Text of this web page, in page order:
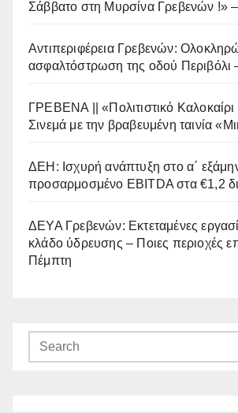
Σάββατο στη Μυρσίνα Γρεβενών !»
Αντιπεριφέρεια Γρεβενών:
ασφαλτόστρωση της οδού Περιβόλι
ΓΡΕΒΕΝΑ || «Πολιτιστικό
Σινεμά με την βραβευμένη ταινία
ΔΕΗ: Ισχυρή ανάπτυξη στο α΄
προσαρμοσμένο EBITDA στα €1,2
ΔΕΥΑ Γρεβενών: Εκτεταμένες
κλάδο ύδρευσης – Ποιες περιοχές
Πέμπτη